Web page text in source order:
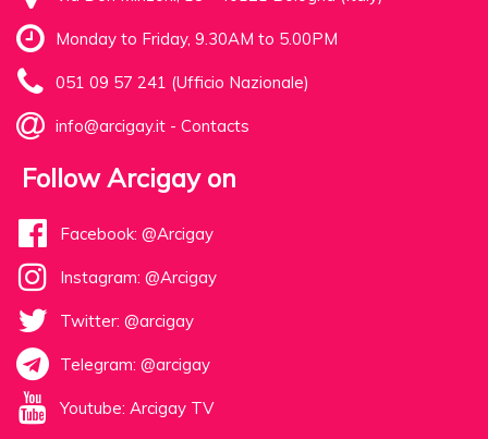
Monday to Friday, 9.30AM to 5.00PM
051 09 57 241 (Ufficio Nazionale)
info@arcigay.it - Contacts
Follow Arcigay on
Facebook: @Arcigay
Instagram: @Arcigay
Twitter: @arcigay
Telegram: @arcigay
Youtube: Arcigay TV